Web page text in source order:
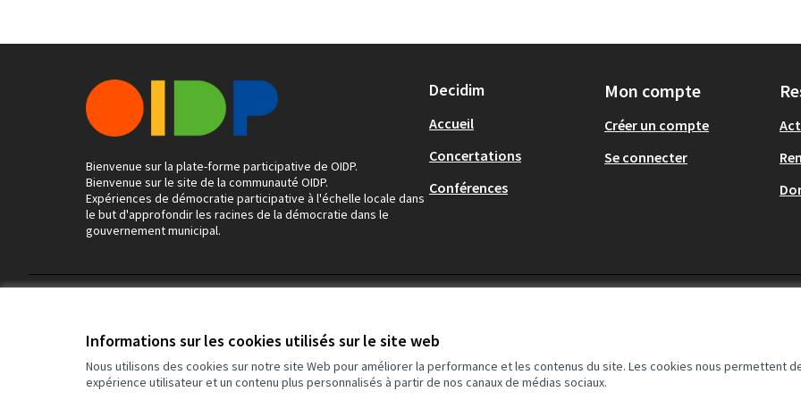
Informations sur les cookies utilisés sur le site web
Nous utilisons des cookies sur notre site Web pour améliorer la performance et les contenus du site. Les cookies nous permettent
expérience utilisateur et un contenu plus personnalisés à partir de nos canaux de médias sociaux.
Bienvenue sur la plate-forme participative de OIDP.
Bienvenue sur le site de la communauté OIDP.
Expériences de démocratie participative à l'échelle locale dans
le but d'approfondir les racines de la démocratie dans le
gouvernement municipal.
Decidim
Accueil
Concertations
Conférences
Mon compte
Créer un compte
Se connecter